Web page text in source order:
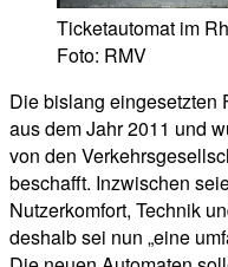
Ticketautomat im
Foto: RMV
Die bislang eingesetzten
aus dem Jahr 2011 und
von den
beschafft. Inzwischen
Nutzerkomfort, Technik
deshalb sei nun „eine